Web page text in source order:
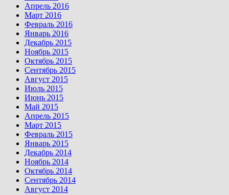
Апрель 2016
Март 2016
Февраль 2016
Январь 2016
Декабрь 2015
Ноябрь 2015
Октябрь 2015
Сентябрь 2015
Август 2015
Июль 2015
Июнь 2015
Май 2015
Апрель 2015
Март 2015
Февраль 2015
Январь 2015
Декабрь 2014
Ноябрь 2014
Октябрь 2014
Сентябрь 2014
Август 2014